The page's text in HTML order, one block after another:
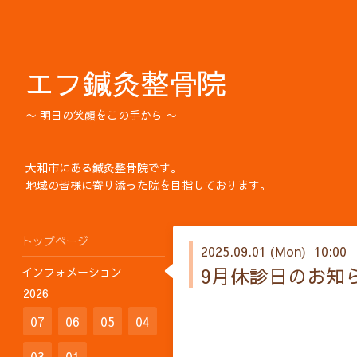
エフ鍼灸整骨院
〜 明日の笑顔をこの手から 〜
大和市にある鍼灸整骨院です。
地域の皆様に寄り添った院を目指しております。
2025.09.01 (Mon) 10:00
9月休診日のお知
トップページ
インフォメーション
2026
07 06 05
04